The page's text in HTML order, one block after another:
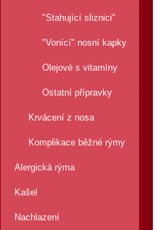
"Stahující sliznici"
"Vonící" nosní kapky
Olejové s vitamíny
Ostatní přípravky
Krvácení z nosa
Komplikace běžné rýmy
Alergická rýma
Kašel
Nachlazení